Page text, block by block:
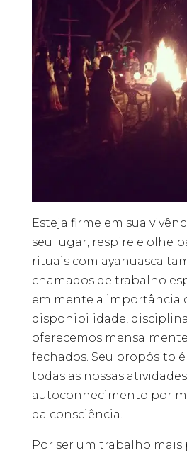
Esteja firme em sua
seu lugar, respire e olhe
rituais com ayahuasca
chamados de trabalho
em mente a importância
disponibilidade,
oferecemos
fechados. Seu propósito
todas as nossas
autoconhecimento por
da consciência.
Por ser um trabalho mais